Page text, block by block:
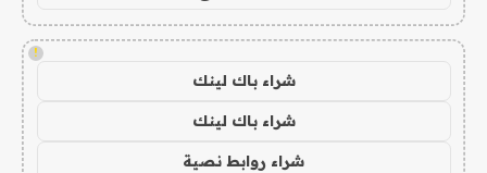
!
شراء باك لينك
شراء باك لينك
شراء روابط نصية